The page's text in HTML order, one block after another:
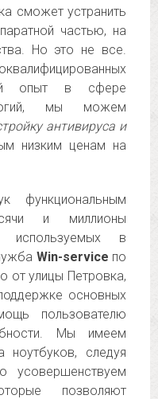
сможет устранить
частью, на
Но это не все.
опыт в сфере
мы можем
антивируса и
низким ценам на
функциональным
и миллионы
используемых в
Win-service по
от улицы Петровка,
основных
пользователю
Мы имеем
ноутбуков, следуя
усовершенствуем
позволяют